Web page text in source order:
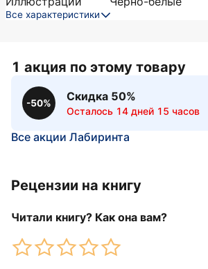
Все характеристики
1 акция по этому товару
-50%
Скидка 50%
Осталось 14 дней 15 часов
Все акции Лабиринта
Рецензии на книгу
Читали книгу? Как она вам?